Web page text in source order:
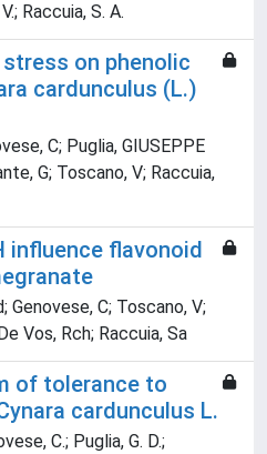
Raccuia, S. A.
on phenolic
cardunculus (L.)
C; Puglia, GIUSEPPE
G; Toscano, V; Raccuia,
influence flavonoid
Genovese, C; Toscano, V;
Vos, Rch; Raccuia, Sa
of tolerance to
cardunculus L.
C.; Puglia, G. D.;